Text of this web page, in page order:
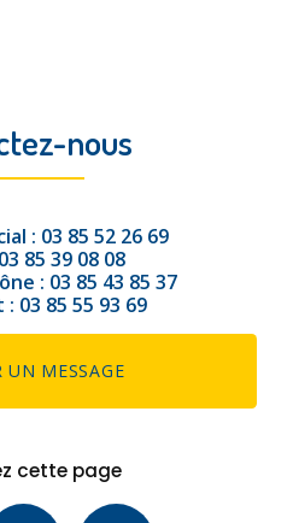
nous
: 03 85 52 26 69
03 85 39 08 08
: 03 85 43 85 37
: 03 85 55 93 69
UN MESSAGE
cette page